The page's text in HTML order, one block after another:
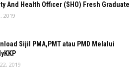
And Health Officer (SHO) Fresh Graduate
2019
Sijil PMA,PMT atau PMD Melalui
2019